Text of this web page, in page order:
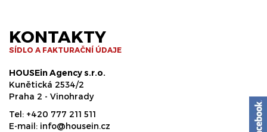
KONTAKTY
SÍDLO A FAKTURAČNÍ ÚDAJE
HOUSEin Agency s.r.o.
Kunětická 2534/2
Praha 2 - Vinohrady
Tel: +420 777 211 511
E-mail: info@housein.cz